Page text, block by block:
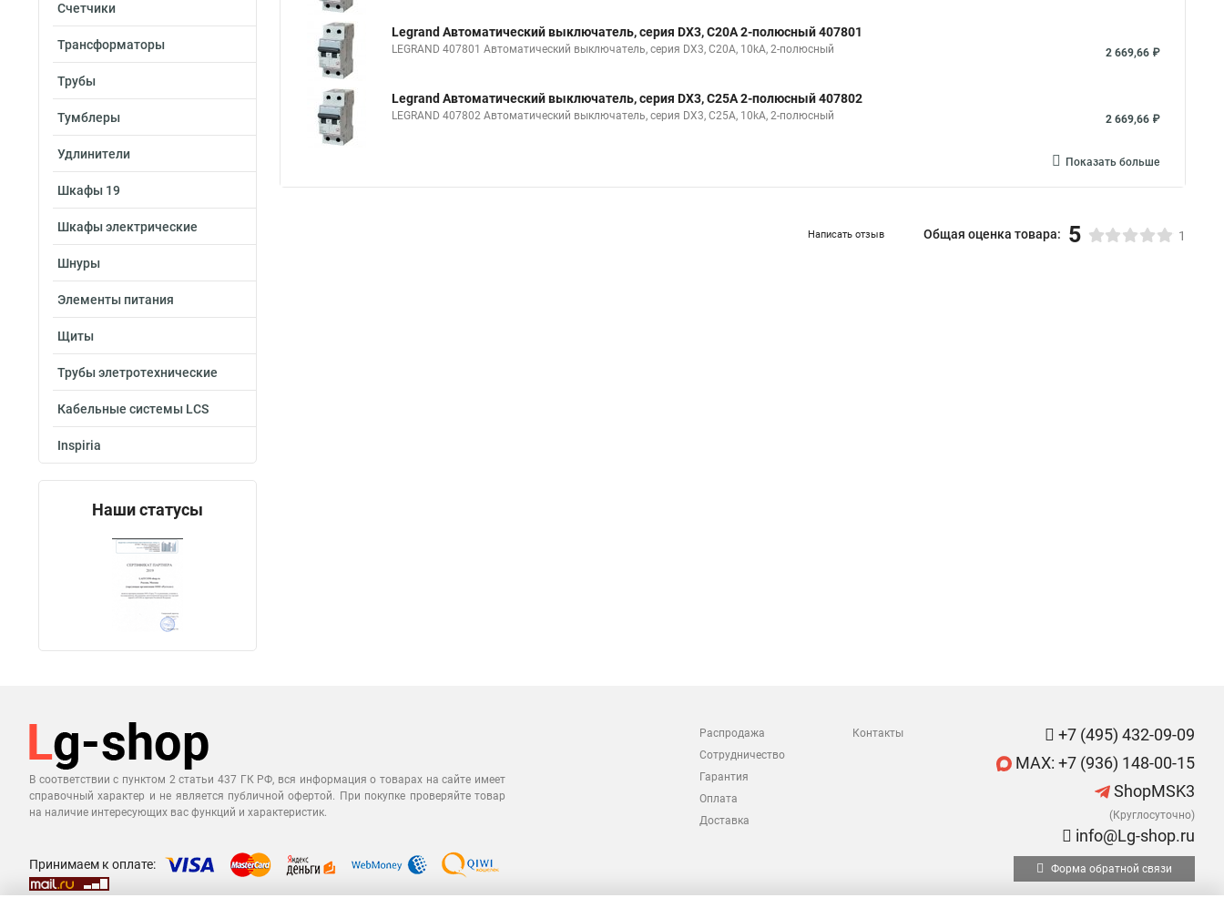
Счетчики
Трансформаторы
Трубы
Тумблеры
Удлинители
Шкафы 19
Шкафы электрические
Шнуры
Элементы питания
Щиты
Трубы элетротехнические
Кабельные системы LCS
Inspiria
Наши статусы
Legrand Автоматический выключатель, серия DX3, С20A 2-полюсный 407801
LEGRAND 407801 Автоматический выключатель, серия DX3, С20A, 10kA, 2-полюсный 2 669,66 ₽
Legrand Автоматический выключатель, серия DX3, С25A 2-полюсный 407802
LEGRAND 407802 Автоматический выключатель, серия DX3, С25A, 10kA, 2-полюсный 2 669,66 ₽
Показать больше
Написать отзыв Общая оценка товара: 5 1
В соответствии с пунктом 2 статьи 437 ГК РФ, вся информация о товарах на сайте имеет
справочный характер и не является публичной офертой. При покупке проверяйте товар
на наличие интересующих вас функций и характеристик.
Распродажа
Сотрудничество
Гарантия
Оплата
Доставка
Контакты
+7 (495) 432-09-09
MAX: +7 (936) 148-00-15
ShopMSK3
(Круглосуточно)
info@Lg-shop.ru
Принимаем к оплате: Форма обратной связи